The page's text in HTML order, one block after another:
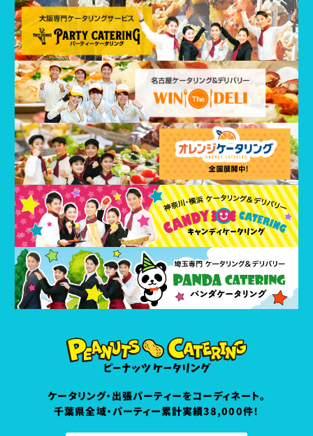
ケータリング・出張パーティーをコーディネート。
千葉県全域・パーティー累計実績38,000件！